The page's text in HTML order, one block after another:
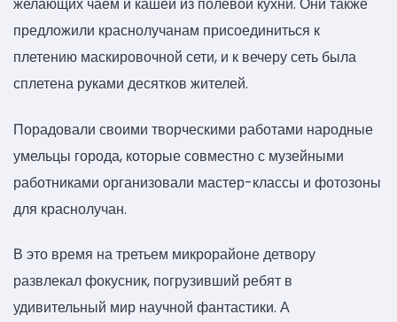
желающих чаем и кашей из полевой кухни. Они также
предложили краснолучанам присоединиться к
плетению маскировочной сети, и к вечеру сеть была
сплетена руками десятков жителей.
Порадовали своими творческими работами народные
умельцы города, которые совместно с музейными
работниками организовали мастер-классы и фотозоны
для краснолучан.
В это время на третьем микрорайоне детвору
развлекал фокусник, погрузивший ребят в
удивительный мир научной фантастики. А